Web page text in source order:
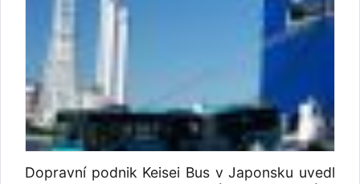
Dopravní podnik Keisei Bus v Japonsku uvedl